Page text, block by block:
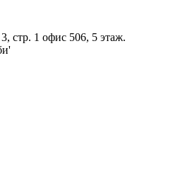
стр. 1 офис 506, 5 этаж.